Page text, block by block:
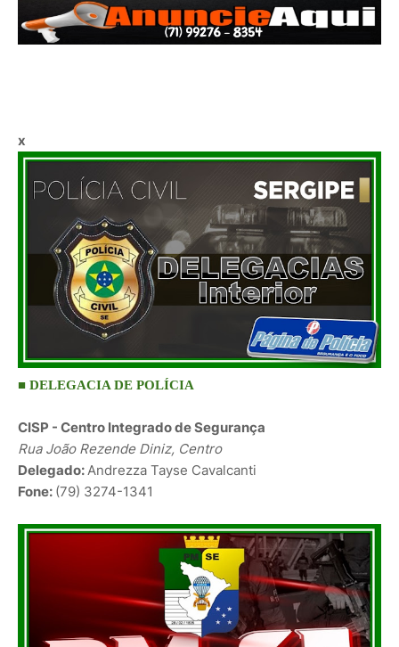
x
■ DELEGACIA DE POLÍCIA
CISP - Centro Integrado de Segurança
Rua João Rezende Diniz, Centro
Delegado: Andrezza Tayse Cavalcanti
Fone: (79) 3274-1341